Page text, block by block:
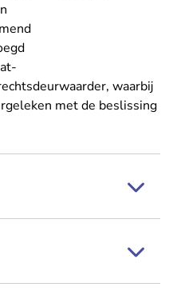
waarbij
met de beslissing